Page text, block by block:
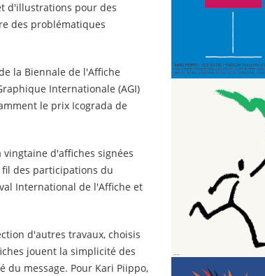
d'illustrations pour des
des problématiques
la Biennale de l'Affiche
Internationale (AGI)
le prix Icograda de
d'affiches signées
des participations du
International de l'Affiche et
d'autres travaux, choisis
jouent la simplicité des
message. Pour Kari Piippo,